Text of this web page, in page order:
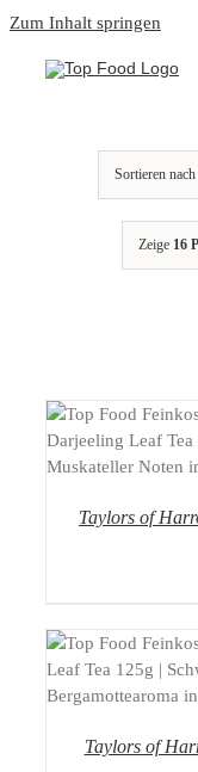
Zum Inhalt springen
Sortieren nach
Zeige 16
Taylors of
Taylors of